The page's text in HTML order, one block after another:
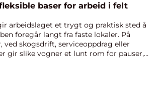
fleksible baser for arbeid i felt
arbeidslaget et trygt og praktisk sted å
foregår langt fra faste lokaler. På
ved skogsdrift, serviceoppdrag eller
gir slike vogner et lunt rom for pauser,